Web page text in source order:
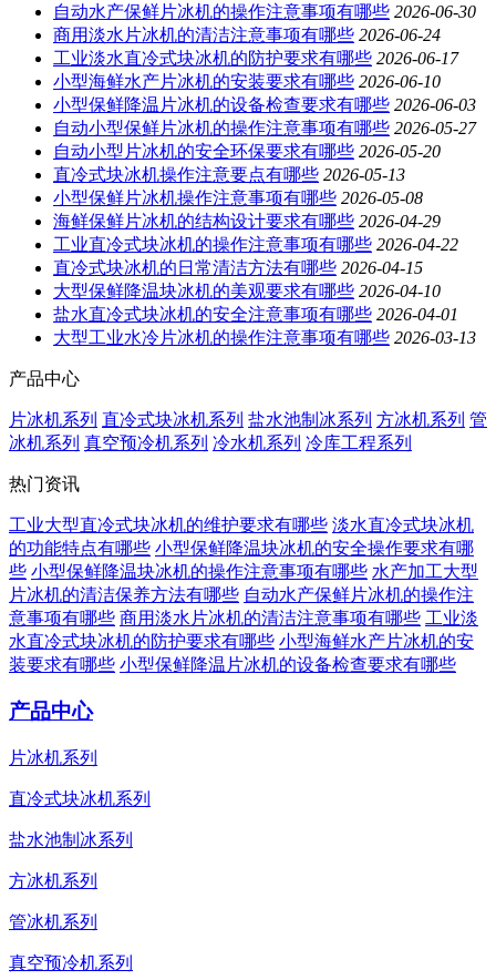
自动水产保鲜片冰机的操作注意事项有哪些 2026-06-30
商用淡水片冰机的清洁注意事项有哪些 2026-06-24
工业淡水直冷式块冰机的防护要求有哪些 2026-06-17
小型海鲜水产片冰机的安装要求有哪些 2026-06-10
小型保鲜降温片冰机的设备检查要求有哪些 2026-06-03
自动小型保鲜片冰机的操作注意事项有哪些 2026-05-27
自动小型片冰机的安全环保要求有哪些 2026-05-20
直冷式块冰机操作注意要点有哪些 2026-05-13
小型保鲜片冰机操作注意事项有哪些 2026-05-08
海鲜保鲜片冰机的结构设计要求有哪些 2026-04-29
工业直冷式块冰机的操作注意事项有哪些 2026-04-22
直冷式块冰机的日常清洁方法有哪些 2026-04-15
大型保鲜降温块冰机的美观要求有哪些 2026-04-10
盐水直冷式块冰机的安全注意事项有哪些 2026-04-01
大型工业水冷片冰机的操作注意事项有哪些 2026-03-13
产品中心
片冰机系列 直冷式块冰机系列 盐水池制冰系列 方冰机系列 管
冰机系列 真空预冷机系列 冷水机系列 冷库工程系列
热门资讯
工业大型直冷式块冰机的维护要求有哪些 淡水直冷式块冰机
的功能特点有哪些 小型保鲜降温块冰机的安全操作要求有哪
些 小型保鲜降温块冰机的操作注意事项有哪些 水产加工大型
片冰机的清洁保养方法有哪些 自动水产保鲜片冰机的操作注
意事项有哪些 商用淡水片冰机的清洁注意事项有哪些 工业淡
水直冷式块冰机的防护要求有哪些 小型海鲜水产片冰机的安
装要求有哪些 小型保鲜降温片冰机的设备检查要求有哪些
产品中心
片冰机系列
直冷式块冰机系列
盐水池制冰系列
方冰机系列
管冰机系列
真空预冷机系列